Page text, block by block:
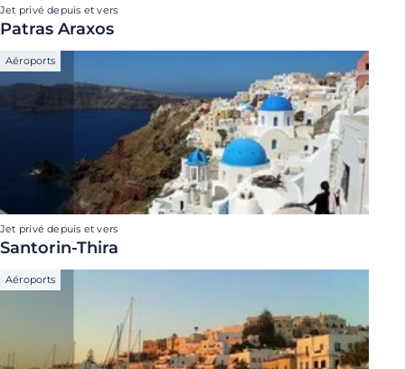
Jet privé depuis et vers
Patras Araxos
Aéroports
Jet privé depuis et vers
Santorin-Thira
Aéroports